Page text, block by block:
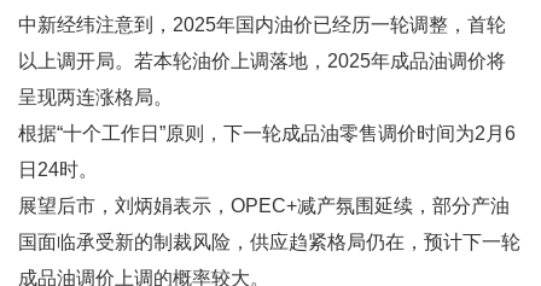
中新经纬注意到，2025年国内油价已经历一轮调整，首轮
以上调开局。若本轮油价上调落地，2025年成品油调价将
呈现两连涨格局。
根据“十个工作日”原则，下一轮成品油零售调价时间为2月6
日24时。
展望后市，刘炳娟表示，OPEC+减产氛围延续，部分产油
国面临承受新的制裁风险，供应趋紧格局仍在，预计下一轮
成品油调价上调的概率较大。